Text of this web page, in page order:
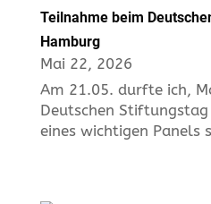
Teilnahme beim
Hamburg
Mai 22, 2026
Am 21.05. durfte ich,
Deutschen
eines wichtigen Panels